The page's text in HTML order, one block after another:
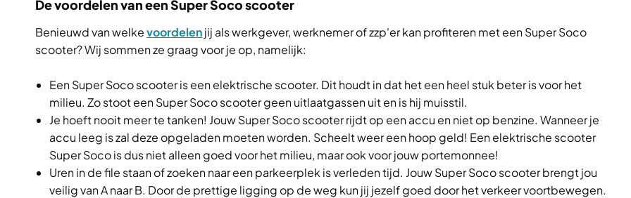
De voordelen van een Super Soco scooter
Benieuwd van welkevoordelenjij als werkgever, werknemer of zzp'er kan profiteren met een Super Soco
scooter? Wij sommen ze graag voor je op, namelijk:
Een Super Soco scooter is een elektrische scooter. Dit houdt in dat het een heel stuk beter is voor het
milieu. Zo stoot een Super Soco scooter geen uitlaatgassen uit en is hij muisstil.
Je hoeft nooit meer te tanken! Jouw Super Soco scooter rijdt op een accu en niet op benzine. Wanneer je
accu leeg is zal deze opgeladen moeten worden. Scheelt weer een hoop geld! Een elektrische scooter
Super Soco is dus niet alleen goed voor het milieu, maar ook voor jouw portemonnee!
Uren in de file staan of zoeken naar een parkeerplek is verleden tijd. Jouw Super Soco scooter brengt jou
veilig van A naar B. Door de prettige ligging op de weg kun jij jezelf goed door het verkeer voortbewegen.